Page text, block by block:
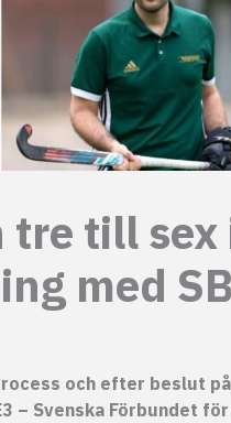
tre till
med
och efter beslut
– Svenska Förbundet